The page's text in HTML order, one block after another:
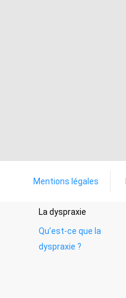
Mentions légales
La dyspraxie
Qu’est-ce que la
dyspraxie ?